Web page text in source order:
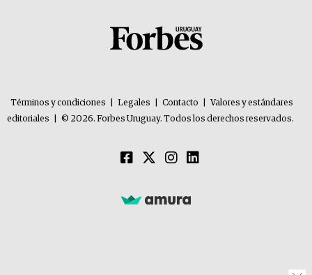
Términos y condiciones Legales Contacto
Valores y estándares
editoriales
© 2026. Forbes Uruguay. Todos los derechos reservados.